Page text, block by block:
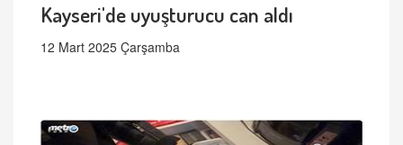
Kayseri'de uyuşturucu can aldı
12 Mart 2025 Çarşamba